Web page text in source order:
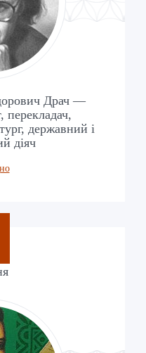
Драч —
перекладач,
державний і
діяч